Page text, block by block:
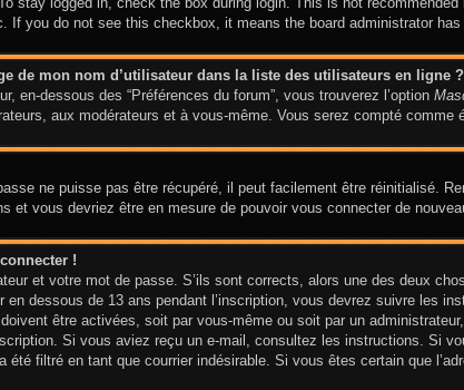
If you do not see this checkbox, it means the board administrator
de mon nom d’utilisateur dans la liste des utilisateurs en ligne ?
en-dessous des “Préférences du forum”, vous trouverez l’option
aux modérateurs et à vous-même. Vous serez compté comme
ne puisse pas être récupéré, il peut facilement être réinitialisé.
et vous devriez être en mesure de pouvoir vous connecter de
!
et votre mot de passe. S’ils sont corrects, alors une des deux
dessous de 13 ans pendant l’inscription, vous devrez suivre les
être activées, soit par vous-même ou soit par un
Si vous aviez reçu un e-mail, consultez les instructions. Si
été filtré en tant que courrier indésirable. Si vous êtes certain que